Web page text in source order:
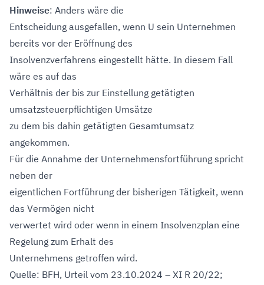
Hinweise: Anders wäre die
Entscheidung ausgefallen, wenn U sein Unternehmen
bereits vor der Eröffnung des
Insolvenzverfahrens eingestellt hätte. In diesem Fall
wäre es auf das
Verhältnis der bis zur Einstellung getätigten
umsatzsteuerpflichtigen Umsätze
zu dem bis dahin getätigten Gesamtumsatz
angekommen.
Für die Annahme der Unternehmensfortführung spricht
neben der
eigentlichen Fortführung der bisherigen Tätigkeit, wenn
das Vermögen nicht
verwertet wird oder wenn in einem Insolvenzplan eine
Regelung zum Erhalt des
Unternehmens getroffen wird.
Quelle: BFH, Urteil vom 23.10.2024 – XI R 20/22;